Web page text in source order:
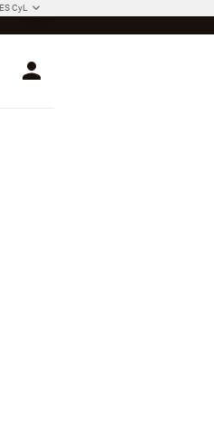
CyL
Login